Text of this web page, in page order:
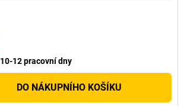
10-12 pracovní dny
DO NÁKUPNÍHO KOŠÍKU